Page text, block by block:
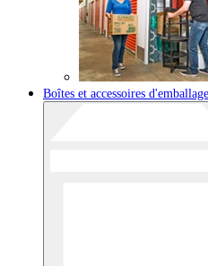
Boîtes et accessoires d'emballage